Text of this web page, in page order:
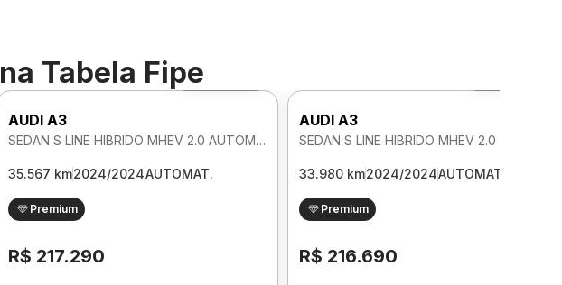
na Tabela FipeFoto 360º
AUDI A3
SEDAN S LINE HIBRIDO MHEV 2.0 AUTOMATICO
35.567 km2024/2024AUTOMAT.
Premium
R$ 217.290
AUDI A3
33.980 km2024/2024AUTOMAT.
Premium
R$ 216.690